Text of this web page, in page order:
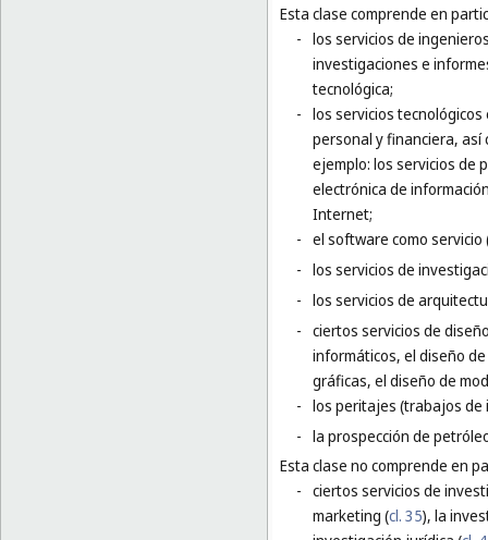
Esta clase comprende en
- los servicios de
investigaciones e
tecnológica;
- los servicios
personal y financiera, así
ejemplo: los servicios de
electrónica de
Internet;
- el software como servicio
- los servicios de
- los servicios de
- ciertos servicios de
informáticos, el diseño
gráficas, el diseño de
- los peritajes (trabajos de
- la prospección de
Esta clase no comprende en
- ciertos servicios de
marketing (cl. 35), la